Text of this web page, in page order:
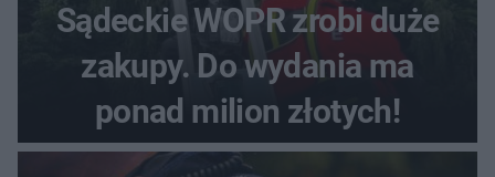
Sądeckie WOPR zrobi duże
zakupy. Do wydania ma
ponad milion złotych!